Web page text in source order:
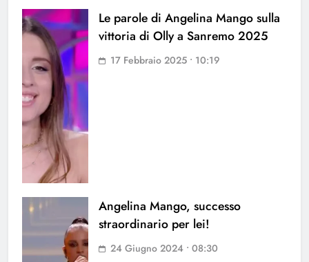
Le parole di Angelina Mango sulla
vittoria di Olly a Sanremo 2025
17 Febbraio 2025 • 10:19
Angelina Mango, successo
straordinario per lei!
24 Giugno 2024 • 08:30